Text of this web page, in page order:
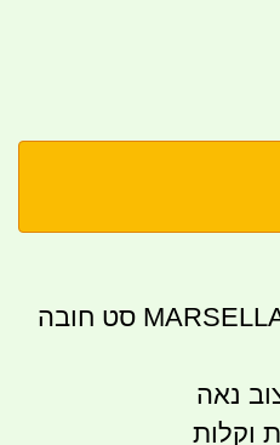
מזוודות 3 יחידות דגם MARSELLA סט חובה
נאה
וקלות